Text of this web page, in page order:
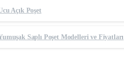
Açık Poşet
Saplı Poşet Modelleri ve Fiyatları